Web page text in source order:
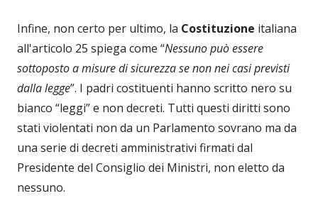
Infine, non certo per ultimo, la Costituzione italiana
all'articolo 25 spiega come “Nessuno può essere
sottoposto a misure di sicurezza se non nei casi previsti
dalla legge”. I padri costituenti hanno scritto nero su
bianco “leggi” e non decreti. Tutti questi diritti sono
stati violentati non da un Parlamento sovrano ma da
una serie di decreti amministrativi firmati dal
Presidente del Consiglio dei Ministri, non eletto da
nessuno.